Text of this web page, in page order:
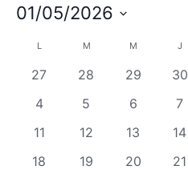
01/05/2026
date.
Calendrier
de
Évènements
LLUNDI M M MERCREDI
J
0
27
0
28
0
29
0
30
0
4
0
5
0
6
0
7
0
11
0
12
0
13
0
14
0
18
0
19
0
20
0
21